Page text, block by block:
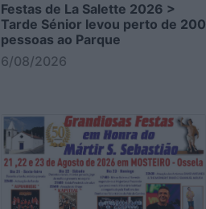
Festas de La Salette 2026 >
Tarde Sénior levou perto de 200
pessoas ao Parque
6/08/2026